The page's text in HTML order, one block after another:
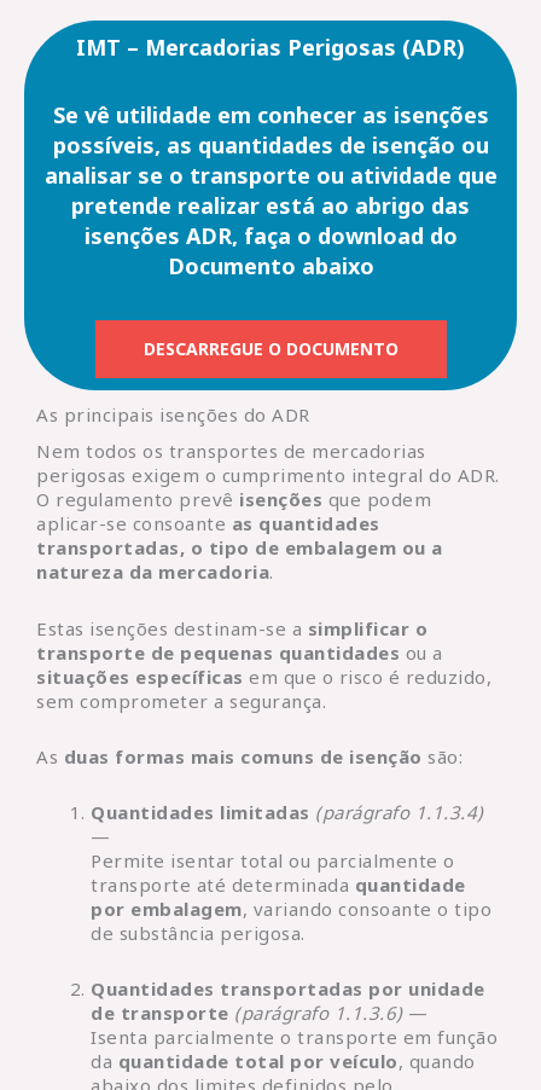
IMT – Mercadorias Perigosas (ADR)
Se vê utilidade em conhecer as isenções
possíveis, as quantidades de isenção ou
analisar se o transporte ou atividade que
pretende realizar está ao abrigo das
isenções ADR, faça o download do
Documento abaixo
DESCARREGUE O DOCUMENTO
As principais isenções do ADR
Nem todos os transportes de mercadorias
perigosas exigem o cumprimento integral do ADR.
O regulamento prevê isenções que podem
aplicar-se consoante as quantidades
transportadas, o tipo de embalagem ou a
natureza da mercadoria.
Estas isenções destinam-se a simplificar o
transporte de pequenas quantidades ou a
situações específicas em que o risco é reduzido,
sem comprometer a segurança.
As duas formas mais comuns de isenção são:
Quantidades limitadas (parágrafo 1.1.3.4)
—
Permite isentar total ou parcialmente o
transporte até determinada quantidade
por embalagem, variando consoante o tipo
de substância perigosa.
Quantidades transportadas por unidade
de transporte (parágrafo 1.1.3.6)—
Isenta parcialmente o transporte em função
da quantidade total por veículo, quando